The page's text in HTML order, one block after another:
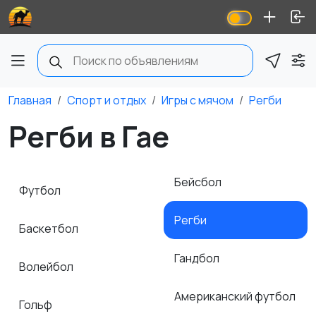
Главная Спорт и отдых Игры с мячом Регби
Регби в Гае
Футбол
Баскетбол
Волейбол
Гольф
Бейсбол
Регби
Гандбол
Американский футбол